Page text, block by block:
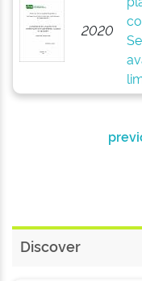
2020
Discover